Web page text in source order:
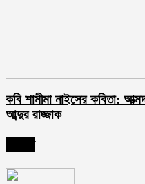
কবি শামীমা নাইসের কবিতা:
আব্দুর রাজ্জাক